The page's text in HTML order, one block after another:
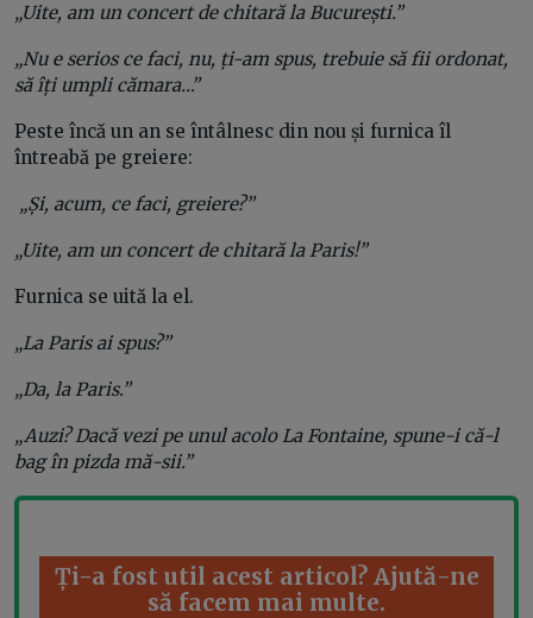
„Uite, am un concert de chitară la București.”
„Nu e serios ce faci, nu, ți-am spus, trebuie să fii ordonat,
să îți umpli cămara…”
Peste încă un an se întâlnesc din nou și furnica îl
întreabă pe greiere:
„Și, acum, ce faci, greiere?”
„Uite, am un concert de chitară la Paris!”
Furnica se uită la el.
„La Paris ai spus?”
„Da, la Paris.”
„Auzi? Dacă vezi pe unul acolo La Fontaine, spune-i că-l
bag în pizda mă-sii.”
Ți-a fost util acest articol? Ajută-ne
să facem mai multe.